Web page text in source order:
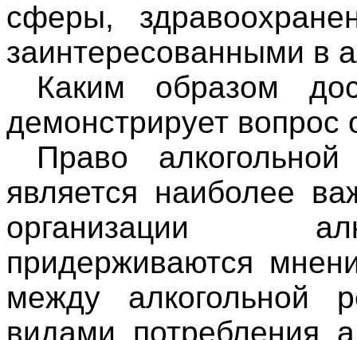
сферы,
заинтересованными в
Каким образом
демонстрирует вопрос
Право
является наиболее
организации
придерживаются
между алкогольной
видами потребления